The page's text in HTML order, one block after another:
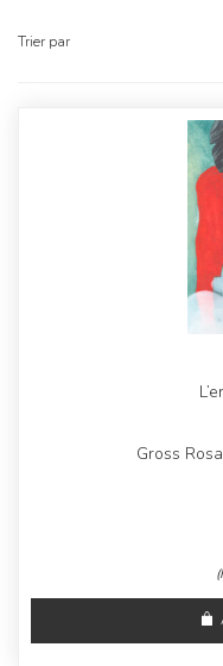
Trier par
Gross